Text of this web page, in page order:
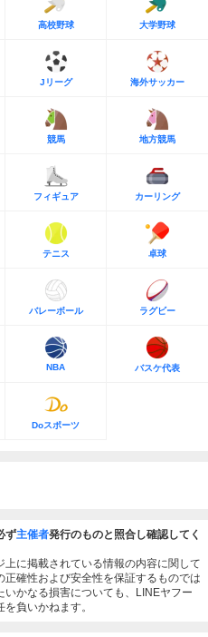
高校野球 大学野球
Jリーグ 海外サッカー
競馬 地方競馬
フィギュア カーリング
テニス 卓球
バレーボール ラグビー
NBA バスケ代表
Doスポーツ
ず主催者発行のものと照合し確認してく
に掲載されている情報の内容に関して
確性および安全性を保証するものでは
かなる損害についても、LINEヤフー
負いかねます。